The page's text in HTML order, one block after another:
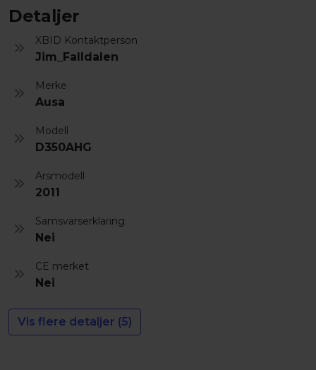
Detaljer
XBID Kontaktperson
Jim_Falldalen
Merke
Ausa
Modell
D350AHG
Arsmodell
2011
Samsvarserklaring
Nei
CE merket
Nei
Vis flere detaljer (5)